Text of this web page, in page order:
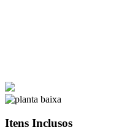
Itens Inclusos